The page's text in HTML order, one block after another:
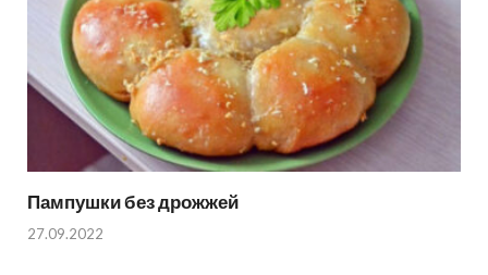
Пампушки без дрожжей
27.09.2022